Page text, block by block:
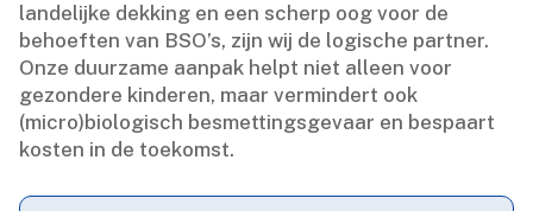
landelijke dekking en een scherp oog voor de
behoeften van BSO’s, zijn wij de logische partner.​
Onze duurzame aanpak helpt niet alleen voor
gezondere kinderen, maar vermindert ook
(micro)biologisch besmettingsgevaar en bespaart
kosten in de toekomst.​